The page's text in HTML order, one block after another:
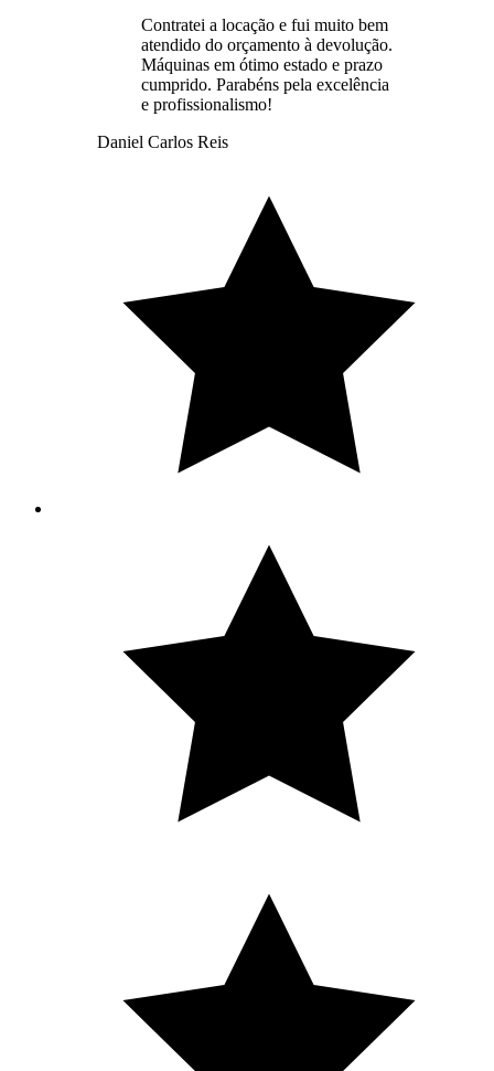
Contratei a locação e fui muito bem
atendido do orçamento à devolução.
Máquinas em ótimo estado e prazo
cumprido. Parabéns pela excelência
e profissionalismo!
Daniel Carlos Reis